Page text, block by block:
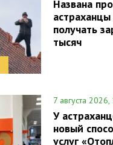
Названа
получать
тысяч
7 августа 2026,
У
новый
услуг